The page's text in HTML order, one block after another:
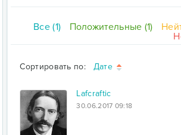
Все (1) Положительные (1)
Сортировать по: Дате
Lafcraftic
30.06.2017 09:18